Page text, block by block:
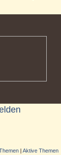
|Aktive Themen